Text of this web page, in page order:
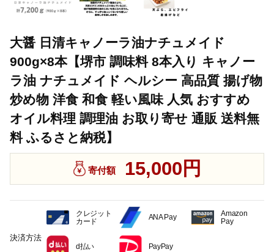
大醤 日清キャノーラ油ナチュメイド
900g×8本【堺市 調味料 8本入り キャノー
ラ油 ナチュメイド ヘルシー 高品質 揚げ物
炒め物 洋食 和食 軽い風味 人気 おすすめ
オイル料理 調理油 お取り寄せ 通販 送料無
料 ふるさと納税】
寄付額 15,000円
決済方法
クレジット
カード
ANA Pay
Amazon
Pay
d払い PayPay